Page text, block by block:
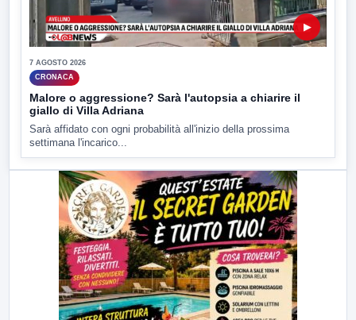
▶
7 AGOSTO 2026
CRONACA
Malore o aggressione? Sarà l'autopsia a chiarire il
giallo di Villa Adriana
Sarà affidato con ogni probabilità all'inizio della prossima
settimana l'incarico...